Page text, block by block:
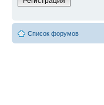
Список форумов